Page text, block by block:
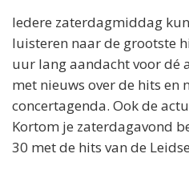
Iedere zaterdagmiddag
luisteren naar de grootste
uur lang aandacht voor dé
met nieuws over de hits en
concertagenda. Ook de
Kortom je zaterdagavond
30 met de hits van de